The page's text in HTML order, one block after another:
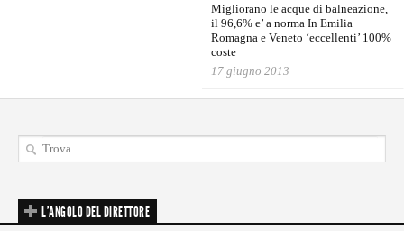
Migliorano le acque di balneazione,
il 96,6% e’ a norma In Emilia
Romagna e Veneto ‘eccellenti’ 100%
coste
17 giugno 2013
L'ANGOLO DEL DIRETTORE